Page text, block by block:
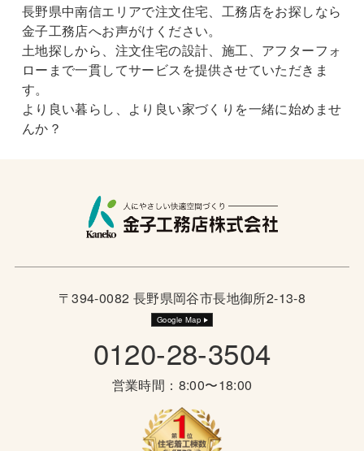
長野県中南信エリアで注文住宅、工務店をお探しなら
金子工務店へお声がけください。
土地探しから、注文住宅の設計、施工、アフターフォ
ローまで一貫してサービスを提供させていただきま
す。
より良い暮らし、より良い家づくりを一緒に始めませ
んか？
〒394-0082 長野県岡谷市長地御所2-13-8
Google Map
0120-28-3504
営業時間：8:00〜18:00